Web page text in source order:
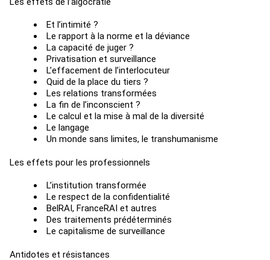
Et l’intimité ?
Le rapport à la norme et la déviance
La capacité de juger ?
Privatisation et surveillance
L’effacement de l’interlocuteur
Quid de la place du tiers ?
Les relations transformées
La fin de l’inconscient ?
Le calcul et la mise à mal de la diversité
Le langage
Un monde sans limites, le transhumanisme
Les effets pour les professionnels
L’institution transformée
Le respect de la confidentialité
BelRAI, FranceRAI et autres
Des traitements prédéterminés
Le capitalisme de surveillance
Antidotes et résistances